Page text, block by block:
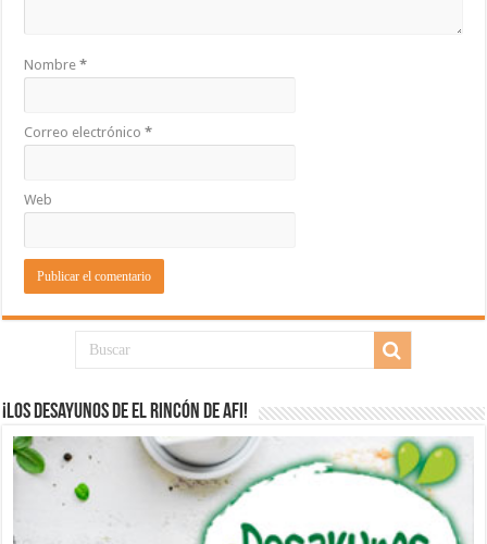
Nombre*
Correo electrónico*
Web
¡Los desayunos de El Rincón de Afi!